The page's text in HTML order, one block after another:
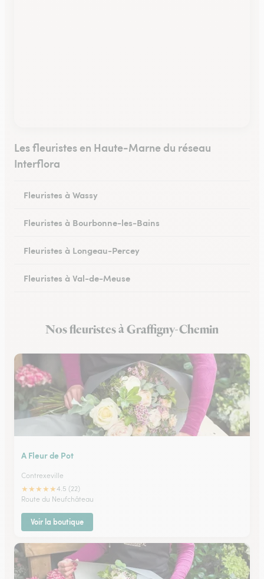
Les fleuristes en Haute-Marne du réseau
Interflora
Fleuristes à Wassy
Fleuristes à Bourbonne-les-Bains
Fleuristes à Longeau-Percey
Fleuristes à Val-de-Meuse
Nos fleuristes à Graffigny-Chemin
A Fleur de Pot
Contrexeville
★★★★★4.5 (22)
Route du Neufchâteau
Voir la boutique